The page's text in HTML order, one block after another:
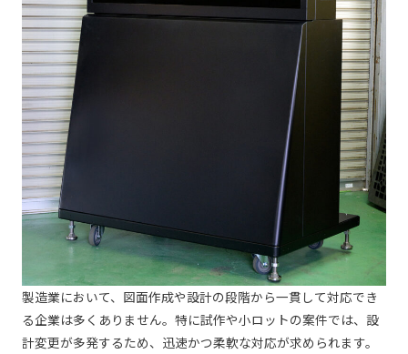
製造業において、図面作成や設計の段階から一貫して対応でき
る企業は多くありません。特に試作や小ロットの案件では、設
計変更が多発するため、迅速かつ柔軟な対応が求められます。